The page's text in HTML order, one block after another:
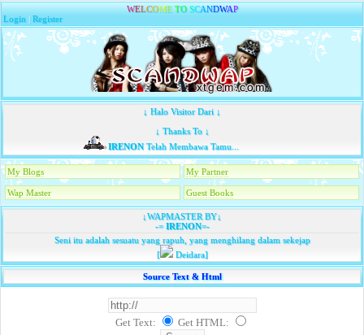
WELCOME TO SCANDWAP
Login |Register
↓ Halo Visitor Dari ↓
↓ Thanks To ↓
IRENONTelah Membawa Tamu...
My Blogs My Partner
Wap Master Guest Books
↓WAPMASTER BY↓
-=IRENON=-
Seni itu adalah sesuatu yang rapuh, yang menghilang dalam sekejap
[
Deidara]
Source Text & Html
Get Text: Get HTML: